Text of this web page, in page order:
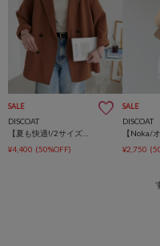
SALE
DISCOAT
¥4,400 (50%OFF)
SALE
DISCOAT
¥2,750